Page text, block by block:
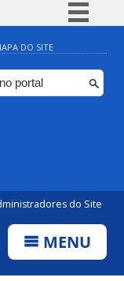
BR
Participe
DO SITE
do Site
MENU